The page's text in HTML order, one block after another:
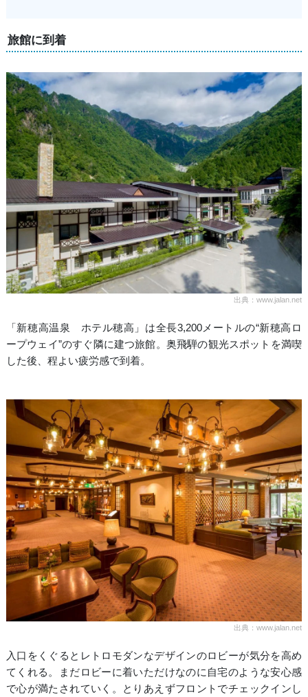
旅館に到着
出典：www.jalan.net
「新穂高温泉 ホテル穂高」は全長3,200メートルの“新穂高ロ
ープウェイ”のすぐ隣に建つ旅館。奥飛騨の観光スポットを満喫
した後、程よい疲労感で到着。
出典：www.jalan.net
入口をくぐるとレトロモダンなデザインのロビーが気分を高め
てくれる。まだロビーに着いただけなのに自宅のような安心感
で心が満たされていく。とりあえずフロントでチェックインし